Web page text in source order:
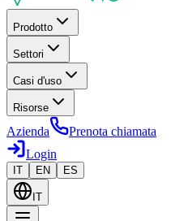
Prodotto
Settori
Casi d'uso
Risorse
Azienda
Prenota chiamata
Login
IT EN ES
IT